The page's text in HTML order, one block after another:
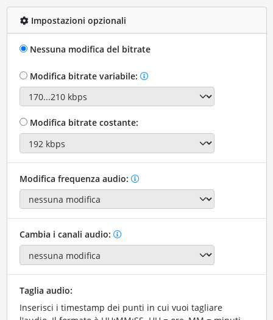
Impostazioni opzionali
Nessuna modifica del bitrate
Modifica bitrate variabile:
Modifica bitrate costante:
Modifica frequenza audio:
Cambia i canali audio:
Taglia audio:
Inserisci i timestamp dei punti in cui vuoi tagliare